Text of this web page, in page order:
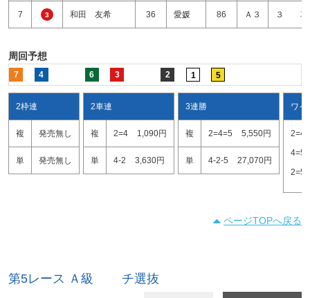
7 3 和田 友希 36 愛媛 86 Ａ３ ３ 車
周回予想
7 4 6 3 2 1 5
2枠連
複 発売無し
単 発売無し
2車連
複 2=4 1,090円
単 4-2 3,630円
3連勝
複 2=4=5 5,550円
単 4-2-5 27,070円
ワイ
2=4
4=5
2=5
ページTOPへ戻る
第5レース Ａ級 チ選抜